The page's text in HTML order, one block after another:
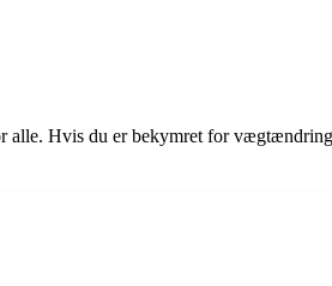
Hvis du er bekymret for